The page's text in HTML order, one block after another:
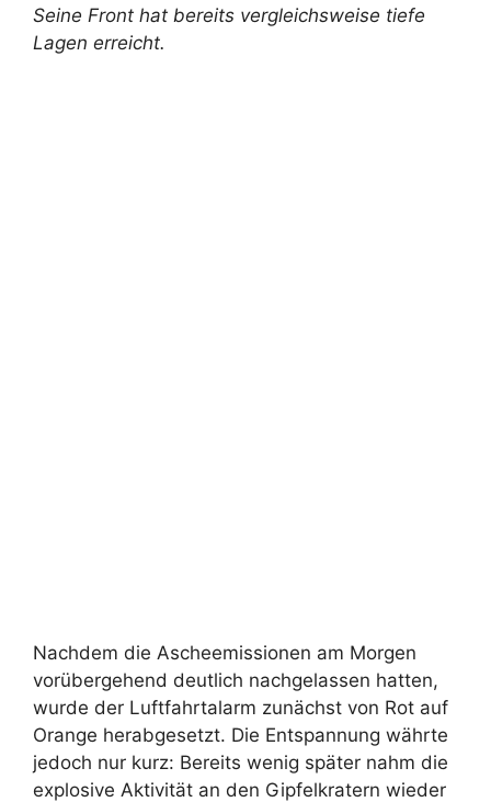
Seine Front hat bereits vergleichsweise tiefe
Lagen erreicht.
Nachdem die Ascheemissionen am Morgen
vorübergehend deutlich nachgelassen hatten,
wurde der Luftfahrtalarm zunächst von Rot auf
Orange herabgesetzt. Die Entspannung währte
jedoch nur kurz: Bereits wenig später nahm die
explosive Aktivität an den Gipfelkratern wieder